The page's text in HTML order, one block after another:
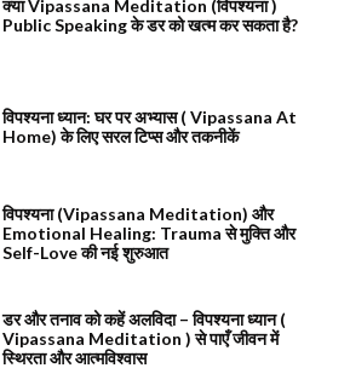
क्या Vipassana Meditation (विपश्यना )
Public Speaking के डर को खत्म कर सकता है?
विपश्यना ध्यान: घर पर अभ्यास ( Vipassana At
Home) के लिए सरल टिप्स और तकनीकें
विपश्यना (Vipassana Meditation) और
Emotional Healing: Trauma से मुक्ति और
Self-Love की नई शुरुआत
डर और तनाव को कहें अलविदा – विपश्यना ध्यान (
Vipassana Meditation ) से पाएँ जीवन में
स्थिरता और आत्मविश्वास